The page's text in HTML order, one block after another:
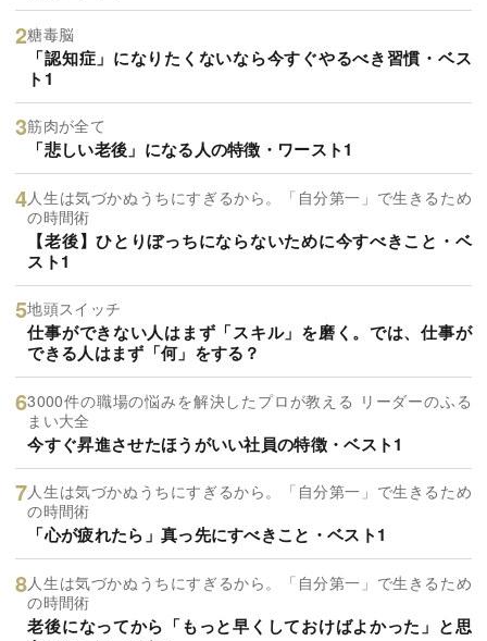
糖毒脳
「認知症」になりたくないなら今すぐやるべき習慣・ベス
ト1
筋肉が全て
「悲しい老後」になる人の特徴・ワースト1
人生は気づかぬうちにすぎるから。「自分第一」で生きるため
の時間術
【老後】ひとりぼっちにならないために今すべきこと・ベ
スト1
地頭スイッチ
仕事ができない人はまず「スキル」を磨く。では、仕事が
できる人はまず「何」をする？
3000件の職場の悩みを解決したプロが教える リーダーのふる
まい大全
今すぐ昇進させたほうがいい社員の特徴・ベスト1
人生は気づかぬうちにすぎるから。「自分第一」で生きるため
の時間術
「心が疲れたら」真っ先にすべきこと・ベスト1
人生は気づかぬうちにすぎるから。「自分第一」で生きるため
の時間術
老後になってから「もっと早くしておけばよかった」と思